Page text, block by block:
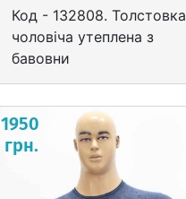
Код - 132808. Толстовка
чоловіча утеплена з
бавовни
1950
грн.